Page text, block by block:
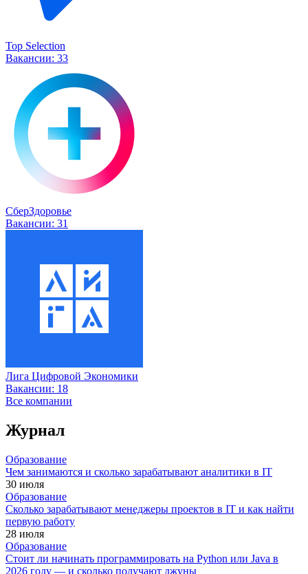
Top Selection
Вакансии: 33
СберЗдоровье
Вакансии: 31
Лига Цифровой Экономики
Вакансии: 18
Все компании
Журнал
Образование
Чем занимаются и сколько зарабатывают аналитики в IT
30 июля
Образование
Сколько зарабатывают менеджеры проектов в IT и как найти
первую работу
28 июля
Образование
Стоит ли начинать программировать на Python или Java в
2026 году — и сколько получают джуны